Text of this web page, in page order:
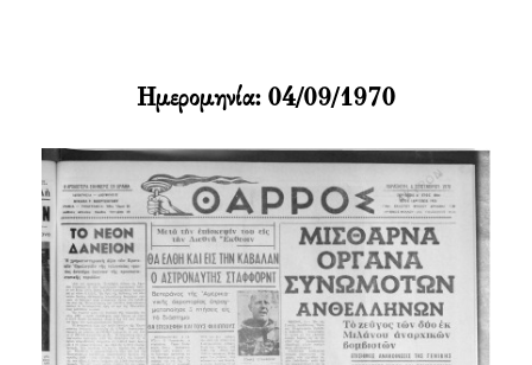
Ημερομηνία: 04/09/1970